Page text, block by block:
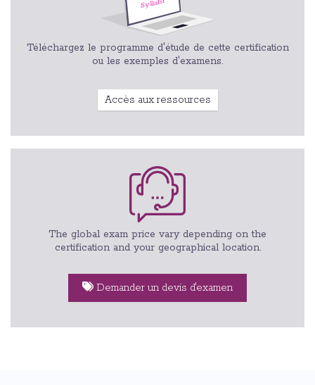
Téléchargez le programme d'étude de cette certification
ou les exemples d'examens.
Accès aux ressources
The global exam price vary depending on the
certification and your geographical location.
Demander un devis d'examen